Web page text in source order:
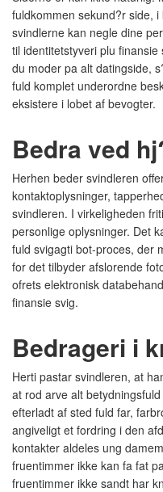
fuldkommen sekund?r side,
svindlerne kan negle dine
til identitetstyveri plu
du moder pa alt datingside,
fuld komplet underordne
eksistere i lobet af bevogter.
Bedra ved
Herhen beder svindleren
kontaktoplysninger,
svindleren. I virkeligheden
personlige oplysninger. Det
fuld svigagti bot-proces, der
for det tilbyder afslorende
ofrets elektronisk
finansie svig.
Bedrageri i
Herti pastar svindleren, at
at rod arve alt
efterladt af sted fuld far,
angiveligt et fordring i den
kontakter aldeles ung
fruentimmer ikke kan fa fat
fruentimmer ikke sandt har